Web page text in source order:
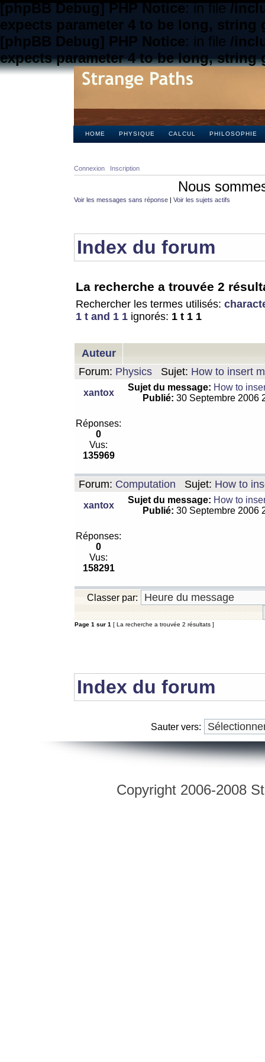
[phpBB Debug] PHP Notice: in file/
expects parameter 4 to be long, string
[phpBB Debug] PHP Notice: in file /
expects parameter 4 to be long, string
HOME PHYSIQUE CALCUL PHILOSOPHIE
Connexion Inscription
Nous
Voir les messages sans réponse | Voir les sujets actifs
Index du forum
La recherche a trouvée 2
Rechercher les termes utilisés:
1 t and 1 1 ignorés: 1 t 1 1
Auteur
Forum: Physics Sujet: How to insert
xantox
Sujet du message: How to
Publié: 30 Septembre 2006
Réponses:
0
Vus:
135969
Forum: Computation Sujet: How to
xantox
Sujet du message: How to
Publié: 30 Septembre 2006
Réponses:
0
Vus:
158291
Classer par:
Page 1 sur 1 [ La recherche a trouvée 2 résultats ]
Index du forum
Sauter vers:
Copyright 2006-2008